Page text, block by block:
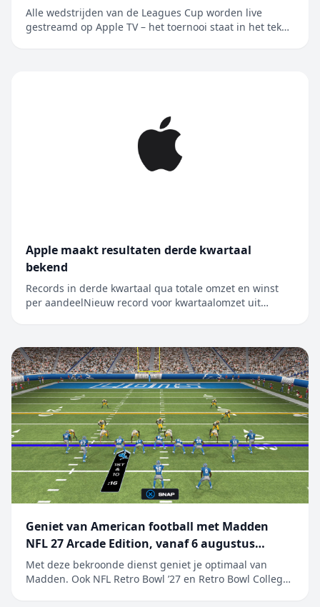
Alle wedstrijden van de Leagues Cup worden live
gestreamd op Apple TV – het toernooi staat in het teken
Apple maakt resultaten derde kwartaal
bekend
Records in derde kwartaal qua totale omzet en winst
per aandeelNieuw record voor kwartaalomzet uit
voor het derde kwartaal van het boekjaar 2026, dat
werd afgesloten op 27 juni 2026. De kwart...
Geniet van American football met Madden
NFL 27 Arcade Edition, vanaf 6 augustus
beschikbaar op Apple Arcade
Met deze bekroonde dienst geniet je optimaal van
Madden. Ook NFL Retro Bowl ’27 en Retro Bowl College+